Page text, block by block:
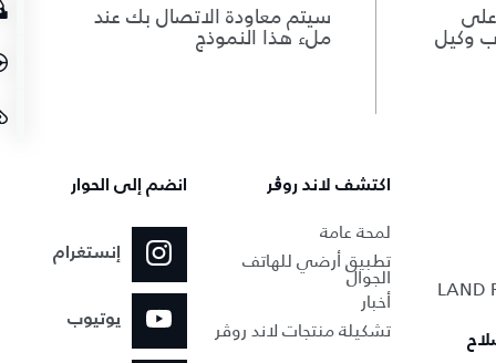
على
وكيل
سيتم معاودة الاتصال بك عند
ملء هذا النموذج
اكتشف لاند روڨر
لمحة عامة
تطبيق أرضي للهاتف
الجوال
أخبار
تشكيلة منتجات لاند روڤر
انضم إلى الحوار
إنستغرام
يوتيوب